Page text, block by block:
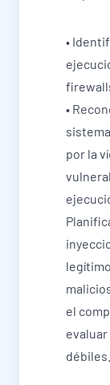
•
•
por la
el
débiles.